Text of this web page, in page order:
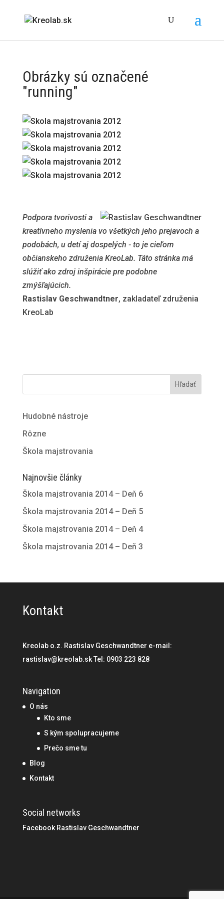
Obrázky sú označené
"running"
Podpora tvorivosti a
kreatívneho myslenia vo všetkých jeho prejavoch a
podobách, u detí aj dospelých - to je cieľom
občianskeho združenia KreoLab. Táto stránka má
slúžiť ako zdroj inšpirácie pre podobne
zmýšľajúcich.
Rastislav Geschwandtner, zakladateľ združenia
KreoLab
Hľadať
Hudobné nástroje
Rôzne
Škola majstrovania
Najnovšie články
Škola majstrovania 2014 – Deň 6
Škola majstrovania 2014 – Deň 5
Škola majstrovania 2014 – Deň 4
Škola majstrovania 2014 – Deň 3
Kontakt
Kreolab o.z. Rastislav Geschwandtner e-mail:
rastislav@kreolab.sk Tel: 0903 223 828
Navigation
O nás
Kto sme
S kým spolupracujeme
Prečo sme tu
Blog
Kontakt
Social networks
Facebook Rastislav Geschwandtner